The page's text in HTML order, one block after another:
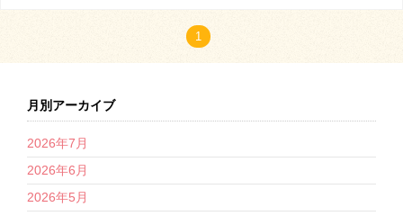
1
月別アーカイブ
2026年7月
2026年6月
2026年5月